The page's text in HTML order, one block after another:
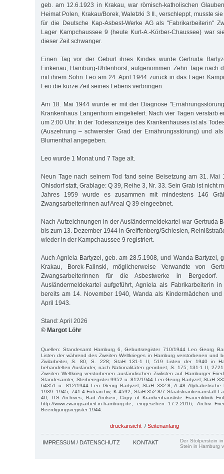
geb. am 12.6.1923 in Krakau, war römisch-katholischen
Heimat Polen, Krakau/Borek, Waletzki 3 II., verschleppt, musste
für die Deutsche Kap-Asbest-Werke AG als "Fabrikarbeiterin"
Lager Kampchaussee 9 (heute Kurt-A.-Körber-Chaussee) war
dieser Zeit schwanger.
Einen Tag vor der Geburt ihres Kindes wurde Gertruda
Finkenau, Hamburg-Uhlenhorst, aufgenommen. Zehn Tage nach
mit ihrem Sohn Leo am 24. April 1944 zurück in das Lager
Leo die kurze Zeit seines Lebens verbringen.
Am 18. Mai 1944 wurde er mit der Diagnose
Krankenhaus Langenhorn eingeliefert. Nach vier Tagen verstarb
um 2:00 Uhr. In der Todesanzeige des Krankenhauses ist als
(Auszehrung – schwerster Grad der Ernährungsstörung) und
Blumenthal angegeben.
Leo wurde 1 Monat und 7 Tage alt.
Neun Tage nach seinem Tod fand seine Beisetzung am 31. Mai
Ohlsdorf statt, Grablage: Q 39, Reihe 3, Nr. 33. Sein Grab ist nicht
Jahres 1959 wurde es zusammen mit mindestens 146
Zwangsarbeiterinnen auf Areal Q 39 eingeebnet.
Nach Aufzeichnungen in der Ausländermeldekartei war Gertruda
bis zum 13. Dezember 1944 in Greiffenberg/Schlesien,
wieder in der Kampchaussee 9 registriert.
Auch Agniela Bartyzel, geb. am 28.5.1908, und Wanda Bartyzel,
Krakau, Borek-Falinski, möglicherweise Verwandte von
Zwangsarbeiterinnen für die Asbestwerke in
Ausländermeldekartei aufgeführt, Agniela als Fabrikarbeiterin
bereits am 14. November 1940, Wanda als Kindermädchen
April 1943.
Stand: April 2026
© Margot Löhr
Quellen: Standesamt Hamburg 6, Geburtsregister 710/1944 Leo Georg
Listen der während des Zweiten Weltkrieges in Hamburg verstorbenen und
Zivilarbeiter, S. 80, S. 228; StaH 131-1 II, 519 Listen der 1940 in
behandelten Ausländer, nach Nationalitäten geordnet, S. 175; 131-1 II,
Zweiten Weltkrieg verstorbenen ausländischen Zivilisten auf Hamburger
Standesämter, Sterberegister 9952 u. 812/1944 Leo Georg Bartyzel; StaH
64351 u. 812/1944 Leo Georg Bartyzel; StaH 332-8, A 48 Alphabetische
1939–1945, 741-4 Fotoarchiv, K 4592; StaH 352-8/7 Staatskrankenanstalt
40; ITS Archives, Bad Arolsen, Copy of Krankenhausliste Frauenklinik
http://www.zwangsarbeit-in-hamburg.de, eingesehen 17.2.2016; Archiv
Beerdigungsregister 1944.
druckansicht / Seitenanfang
IMPRESSUM / DATENSCHUTZ KONTAKT
Der Stolperstein
Stein in Hamburg